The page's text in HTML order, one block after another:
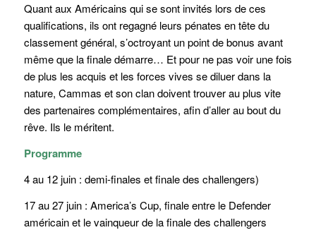
Quant aux Américains qui se sont invités lors de ces
qualifications, ils ont regagné leurs pénates en tête du
classement général, s’octroyant un point de bonus avant
même que la finale démarre… Et pour ne pas voir une fois
de plus les acquis et les forces vives se diluer dans la
nature, Cammas et son clan doivent trouver au plus vite
des partenaires complémentaires, afin d’aller au bout du
rêve. Ils le méritent.
Programme
4 au 12 juin : demi-finales et finale des challengers)
17 au 27 juin : America’s Cup, finale entre le Defender
américain et le vainqueur de la finale des challengers